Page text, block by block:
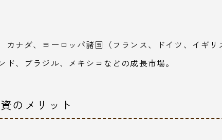
カナダ、ヨーロッパ諸国（フランス、ドイツ、イギリ
ド、ブラジル、メキシコなどの成長市場。
のメリット